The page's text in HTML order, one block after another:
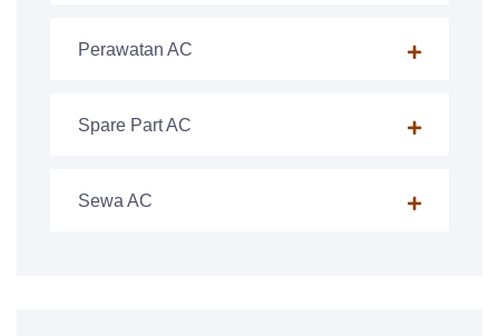
Perawatan AC
Spare Part AC
Sewa AC